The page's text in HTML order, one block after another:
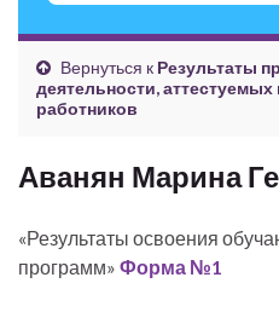
Вернуться к Результаты
деятельности, аттестуемых
работников
Аванян Марина
«Результаты освоения
программ» Форма №1